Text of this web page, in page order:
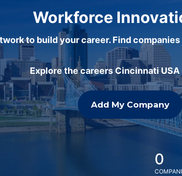
Workforce
to build your career. Find
Explore the careers Cincinnati
Add My Company
0